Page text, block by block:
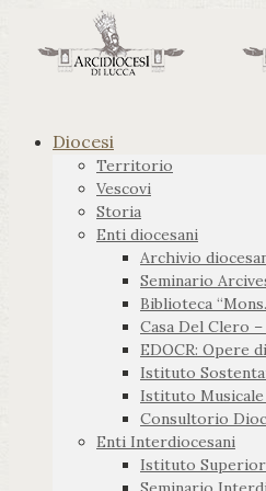
Diocesi
Territorio
Vescovi
Storia
Enti diocesani
Archivio
Seminario
Biblioteca
Casa Del Clero –
EDOCR: Opere
Istituto
Istituto
Consultorio
Enti Interdiocesani
Istituto